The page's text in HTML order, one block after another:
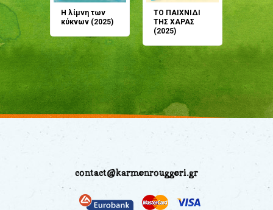
Η λίμνη των
κύκνων (2025)
ΤΟ ΠΑΙΧΝΙΔΙ
ΤΗΣ ΧΑΡΑΣ
(2025)
μου;
(2024)
contact@karmenrouggeri.gr